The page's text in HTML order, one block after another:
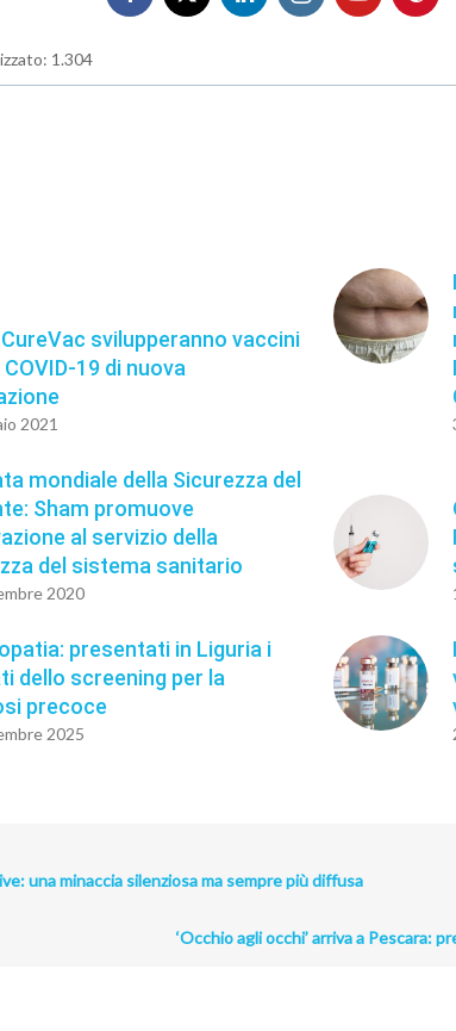
1.304
CureVac svilupperanno vaccini
COVID-19 di nuova
2021
mondiale della Sicurezza del
Sham promuove
al servizio della
del sistema sanitario
2020
presentati in Liguria i
dello screening per la
precoce
2025
una minaccia silenziosa ma sempre più diffusa
‘Occhio agli occhi’ arriva a Pescara: